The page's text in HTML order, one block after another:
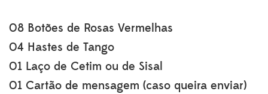
08 Botões de Rosas Vermelhas
04 Hastes de Tango
01 Laço de Cetim ou de Sisal
01 Cartão de mensagem (caso queira enviar)